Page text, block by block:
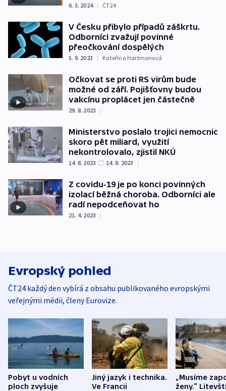
6. 3. 2024 | ČT24
V Česku přibylo případů záškrtu.
Odborníci zvažují povinné
přeočkování dospělých
5. 9. 2023 | Kateřina Hartmanová
Očkovat se proti RS virům bude
možné od září. Pojišťovny budou
vakcínu proplácet jen částečně
29. 8. 2023 |
Ministerstvo poslalo trojici nemocnic
skoro pět miliard, využití
nekontrolovalo, zjistil NKÚ
14. 8. 2023 14. 8. 2023 |
Z covidu-19 je po konci povinných
izolací běžná choroba. Odborníci ale
radí nepodceňovat ho
21. 4. 2023 |
Evropský pohled
ČT24 každý den vybírá z obsahu publikovaného evropskými
veřejnými médii, členy Eurovize.
Pobyt u vodních
ploch zvyšuje
Jiný jazyk i technika.
Ve Francii
„Musíme
ženy.“